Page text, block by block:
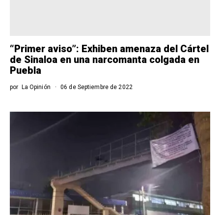
“Primer aviso”: Exhiben amenaza del Cártel
de Sinaloa en una narcomanta colgada en
Puebla
por La Opinión 06 de Septiembre de 2022